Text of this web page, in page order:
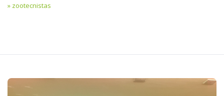
zootecnistas